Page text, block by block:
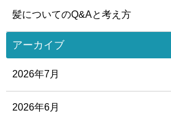
髪についてのQ&Aと考え方
アーカイブ
2026年7月
2026年6月